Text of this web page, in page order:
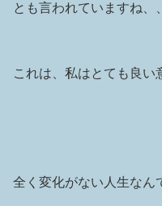
とも言われていますね、
これは、私はとても良い
全く変化がない人生なん